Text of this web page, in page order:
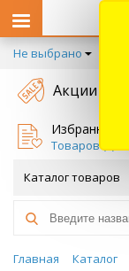
Не выбрано
Акции
Избранное
Товаров (
Каталог товаров
Главная Каталог